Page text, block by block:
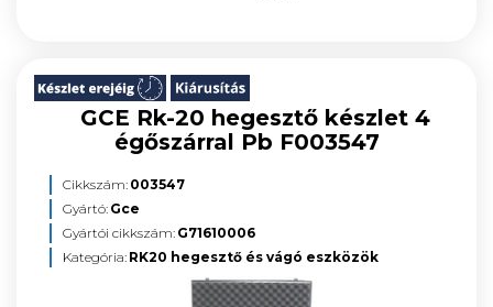
GCE Rk-20 hegesztő készlet 4
égőszárral Pb F003547
Cikkszám: 003547
Gyártó: Gce
Gyártói cikkszám: G71610006
Kategória: RK20 hegesztő és vágó eszközök